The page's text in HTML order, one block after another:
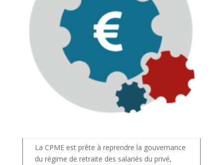
La CPME est prête à reprendre la gouvernance
du régime de retraite des salariés du privé,